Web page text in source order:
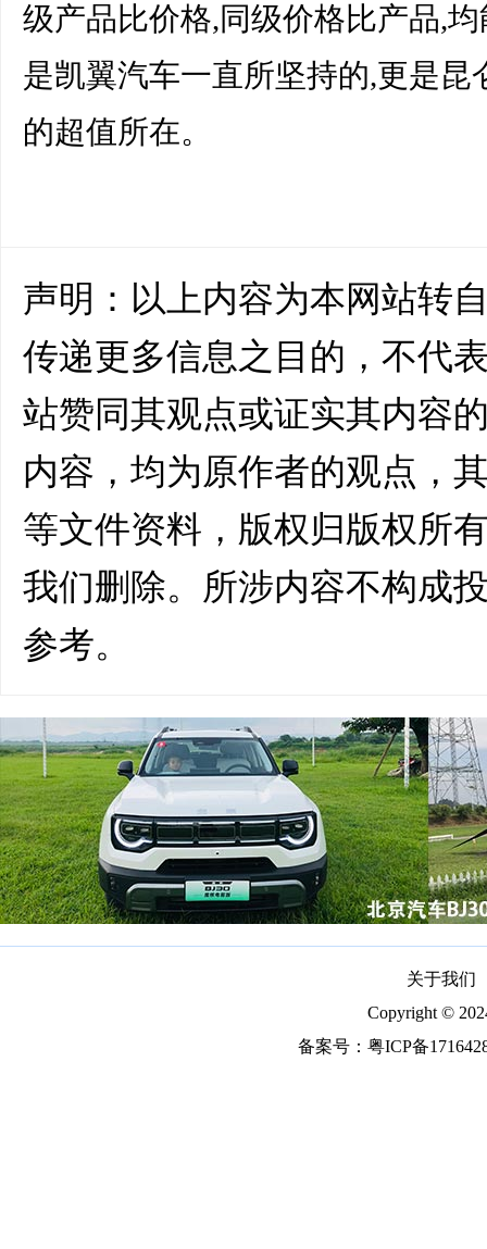
级产品比价格,同级价格比产品,
是凯翼汽车一直所坚持的,更是
的超值所在。
声明：以上内容为本网站转
传递更多信息之目的，不代
站赞同其观点或证实其内容
内容，均为原作者的观点，
等文件资料，版权归版权所
我们删除。所涉内容不构成
参考。
关于我们
Copyright ©
备案号： 粤ICP备